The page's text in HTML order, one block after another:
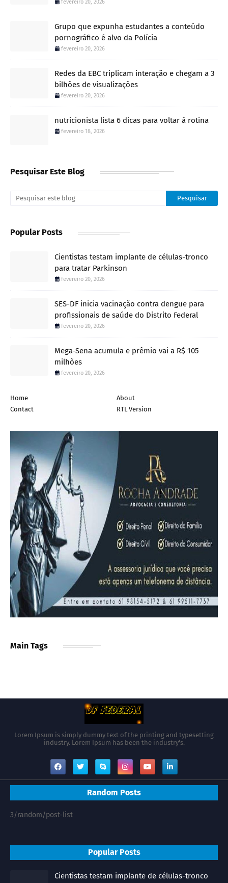
fevereiro 20, 2026
Grupo que expunha estudantes a conteúdo
pornográfico é alvo da Polícia
fevereiro 20, 2026
Redes da EBC triplicam interação e chegam a 3
bilhões de visualizações
fevereiro 20, 2026
nutricionista lista 6 dicas para voltar à rotina
fevereiro 18, 2026
Pesquisar Este Blog
Popular Posts
Cientistas testam implante de células-tronco
para tratar Parkinson
fevereiro 20, 2026
SES-DF inicia vacinação contra dengue para
profissionais de saúde do Distrito Federal
fevereiro 20, 2026
Mega-Sena acumula e prêmio vai a R$ 105
milhões
fevereiro 20, 2026
Home
About
Contact
RTL Version
Main Tags
Lorem Ipsum is simply dummy text of the printing and typesetting
industry. Lorem Ipsum has been the industry's.
Random Posts
3/random/post-list
Popular Posts
Cientistas testam implante de células-tronco